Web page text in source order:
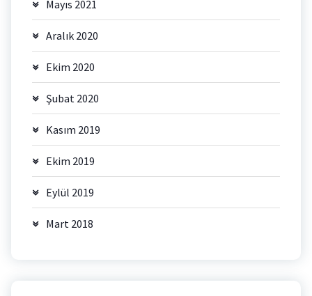
Mayıs 2021
Aralık 2020
Ekim 2020
Şubat 2020
Kasım 2019
Ekim 2019
Eylül 2019
Mart 2018